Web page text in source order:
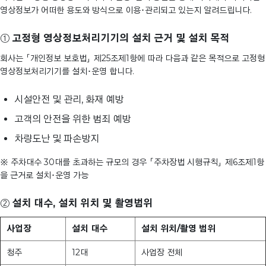
영상정보가 어떠한 용도와 방식으로 이용･관리되고 있는지 알려드립니다.
① 고정형 영상정보처리기기의 설치 근거 및 설치 목적
회사는 「개인정보 보호법」 제25조제1항에 따라 다음과 같은 목적으로 고정형
영상정보처리기기를 설치･운영 합니다.
시설안전 및 관리, 화재 예방
고객의 안전을 위한 범죄 예방
차량도난 및 파손방지
※ 주차대수 30대를 초과하는 규모의 경우 「주차장법 시행규칙」 제6조제1항
을 근거로 설치･운영 가능
② 설치 대수, 설치 위치 및 촬영범위
사업장 설치 대수 설치 위치/촬영 범위
청주 12대 사업장 전체